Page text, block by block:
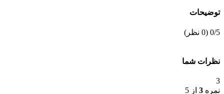
توضیحات
‫0/5 ‫(0 نظر)
نظرات شما
3
نمره 3 از 5